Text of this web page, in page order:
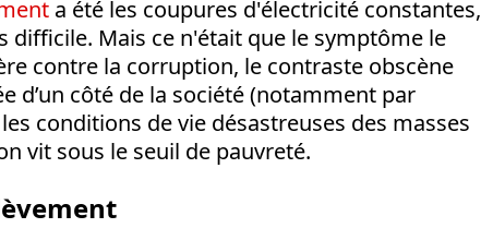
a été les coupures d'électricité constantes,
difficile. Mais ce n'était que le symptôme le
contre la corruption, le contraste obscène
d’un côté de la société (notamment par
conditions de vie désastreuses des masses
vit sous le seuil de pauvreté.